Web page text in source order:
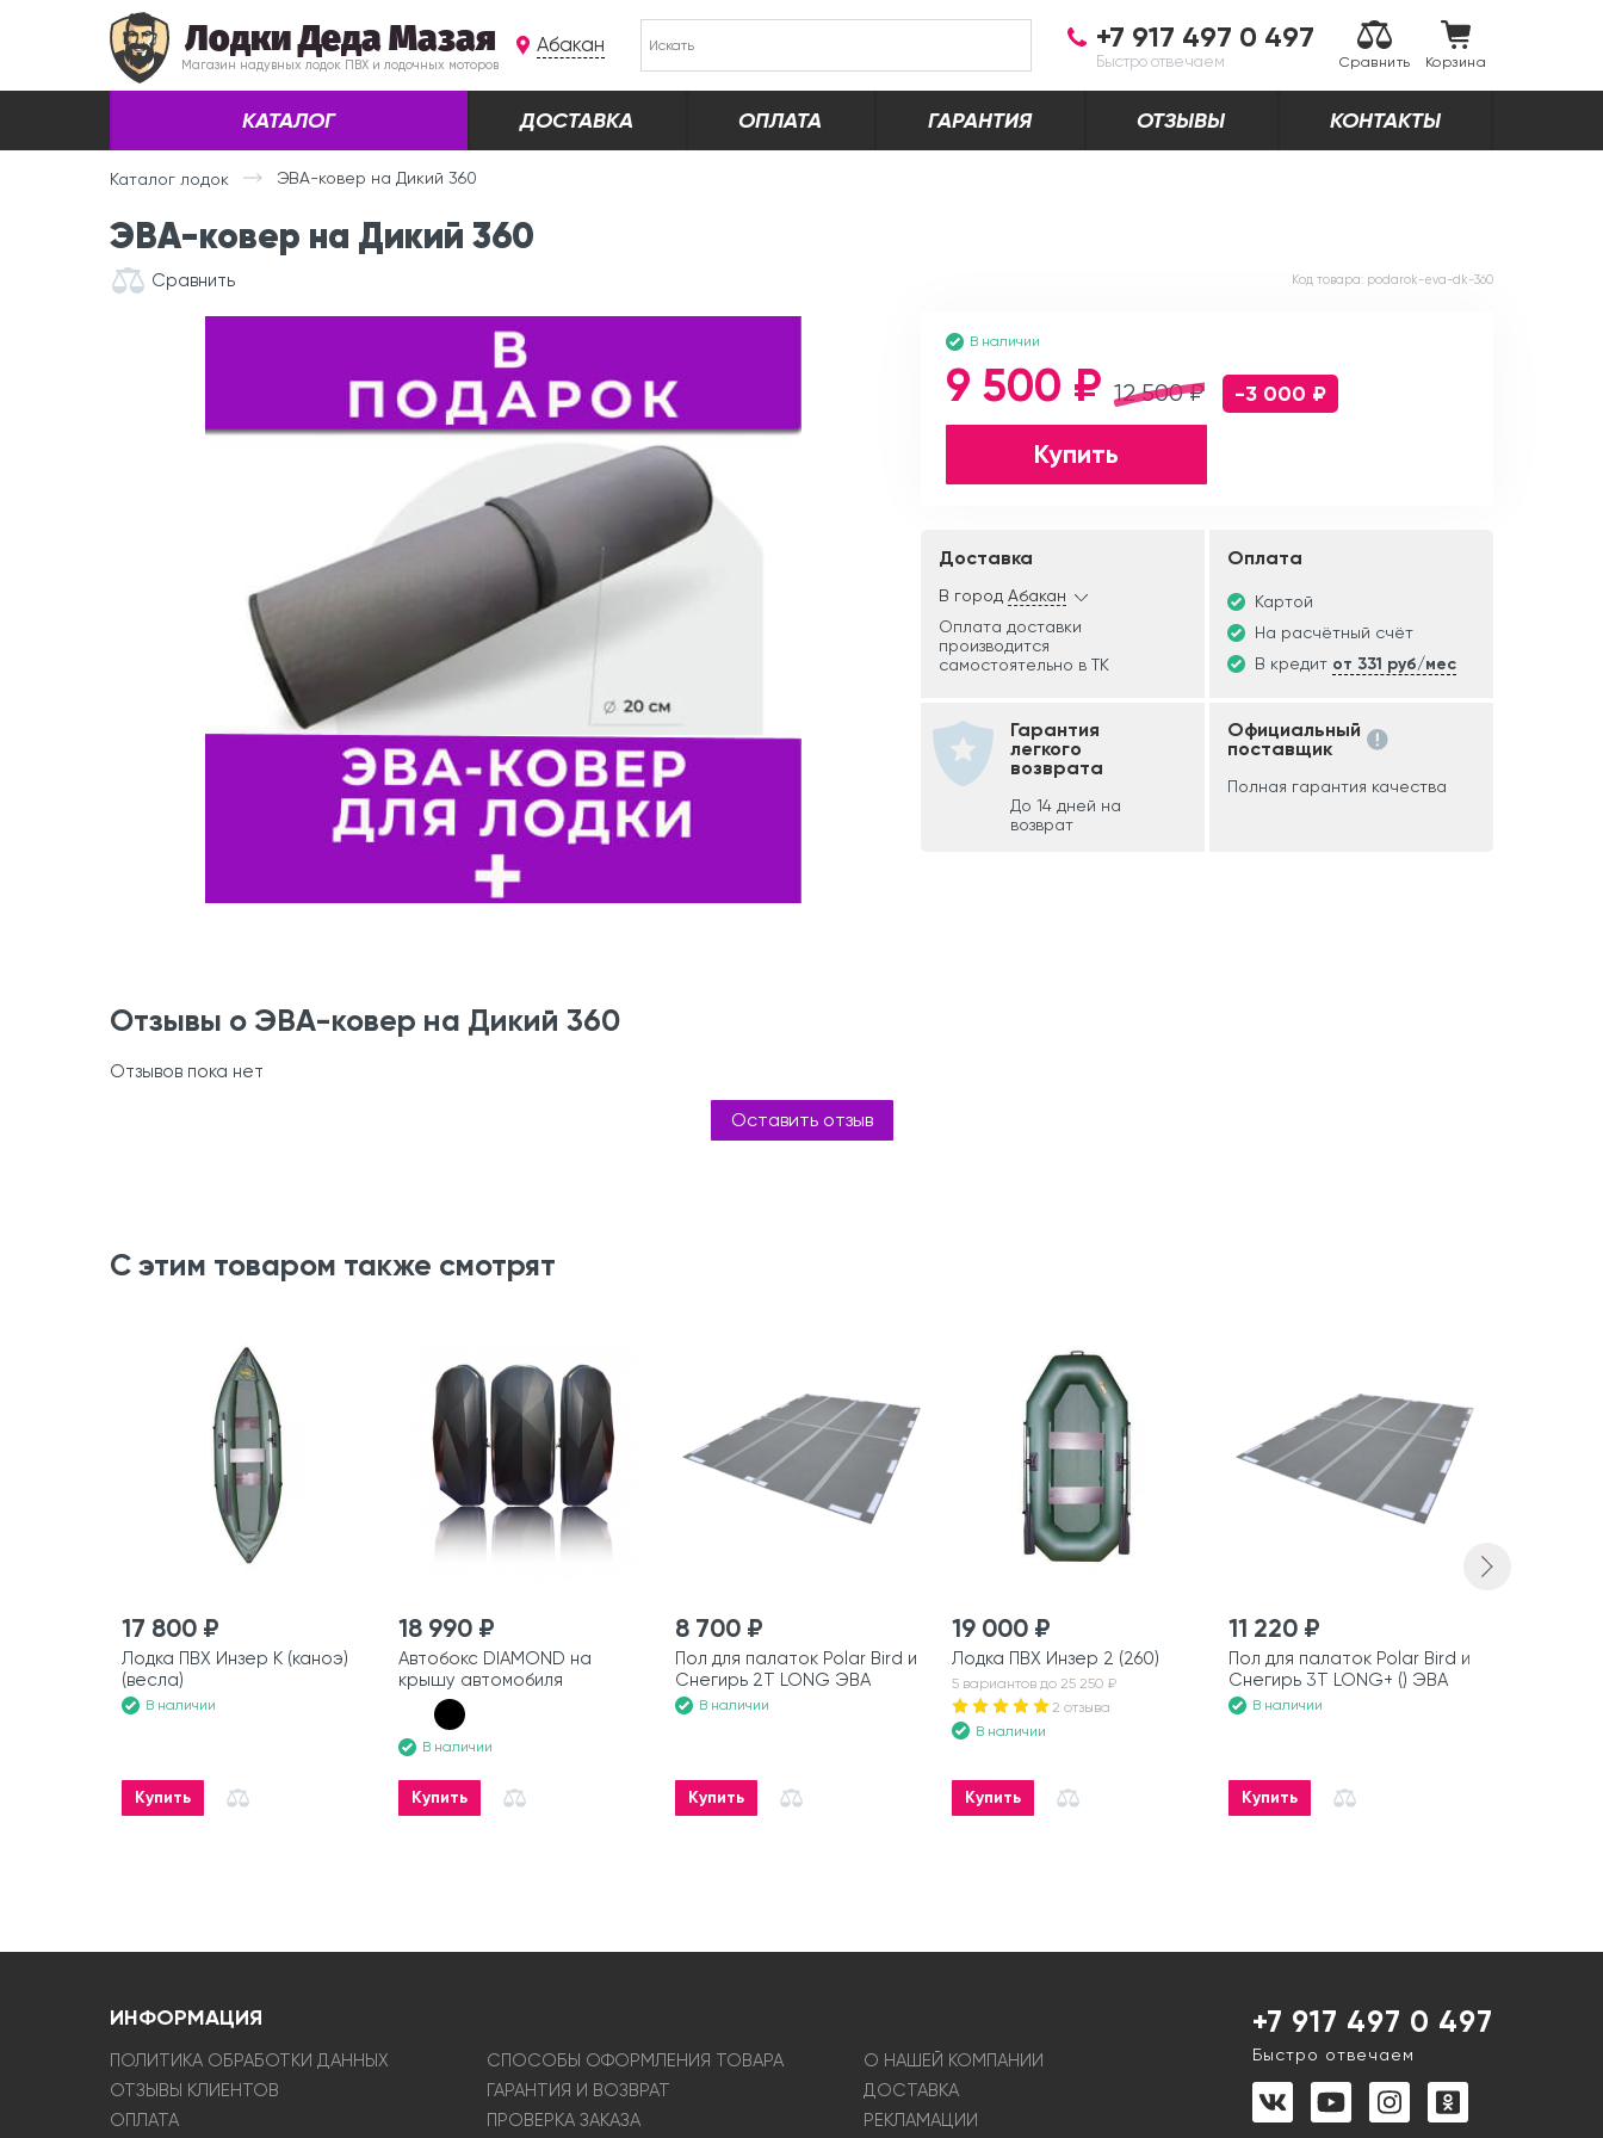
Лодки Деда Мазая
Магазин надувных лодок ПВХ и лодочных моторов
Абакан +7 917 497 0 497
Быстро отвечаем Сравнить Корзина
КАТАЛОГ ДОСТАВКА ОПЛАТА ГАРАНТИЯ ОТЗЫВЫ КОНТАКТЫ
Каталог лодок ЭВА-ковер на Дикий 360
ЭВА-ковер на Дикий 360
Сравнить Код товара: podarok-eva-dk-360
В наличии
12 500 ₽
9 500 ₽ -3 000 ₽
Купить
Доставка
В город Абакан
Оплата доставки
производится
самостоятельно в ТК
Оплата
Картой
На расчётный счёт
В кредит от 331 руб/мес
Гарантия
легкого
возврата
До 14 дней на
возврат
Официальный
поставщик
Полная гарантия качества
Отзывы о ЭВА-ковер на Дикий 360
Отзывов пока нет
Оставить отзыв
С этим товаром также смотрят
17 800 ₽
Лодка ПВХ Инзер К (каноэ)
(весла)
В наличии
Купить
18 990 ₽
Автобокс DIAMOND на
крышу автомобиля
В наличии
Купить
8 700 ₽
Пол для палаток Polar Bird и
Снегирь 2T LONG ЭВА
В наличии
Купить
19 000 ₽
Лодка ПВХ Инзер 2 (260)
5 вариантов до 25 250 ₽
2 отзыва
В наличии
Купить
11 220 ₽
Пол для палаток Polar Bird и
Снегирь 3T LONG+ () ЭВА
В наличии
Купить
ИНФОРМАЦИЯ
ПОЛИТИКА ОБРАБОТКИ ДАННЫХ СПОСОБЫ ОФОРМЛЕНИЯ ТОВАРА
О НАШЕЙ КОМПАНИИ
ОТЗЫВЫ КЛИЕНТОВ
ГАРАНТИЯ И ВОЗВРАТ
ДОСТАВКА
ОПЛАТА
ПРОВЕРКА ЗАКАЗА РЕКЛАМАЦИИ
+7 917 497 0 497
Быстро отвечаем